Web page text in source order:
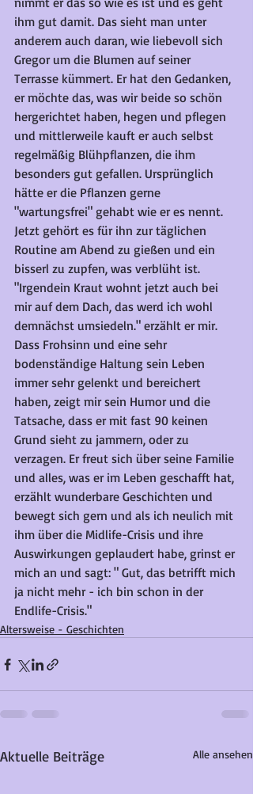
ihm gut damit. Das sieht man unter
anderem auch daran, wie liebevoll sich
Gregor um die Blumen auf seiner
Terrasse kümmert. Er hat den Gedanken,
er möchte das, was wir beide so schön
hergerichtet haben, hegen und pflegen
und mittlerweile kauft er auch selbst
regelmäßig Blühpflanzen, die ihm
besonders gut gefallen. Ursprünglich
hätte er die Pflanzen gerne
"wartungsfrei" gehabt wie er es nennt.
Jetzt gehört es für ihn zur täglichen
Routine am Abend zu gießen und ein
bisserl zu zupfen, was verblüht ist.
"Irgendein Kraut wohnt jetzt auch bei
mir auf dem Dach, das werd ich wohl
demnächst umsiedeln." erzählt er mir.
Dass Frohsinn und eine sehr
bodenständige Haltung sein Leben
immer sehr gelenkt und bereichert
haben, zeigt mir sein Humor und die
Tatsache, dass er mit fast 90 keinen
Grund sieht zu jammern, oder zu
verzagen. Er freut sich über seine Familie
und alles, was er im Leben geschafft hat,
erzählt wunderbare Geschichten und
bewegt sich gern und als ich neulich mit
ihm über die Midlife-Crisis und ihre
Auswirkungen geplaudert habe, grinst er
mich an und sagt: " Gut, das betrifft mich
ja nicht mehr - ich bin schon in der
Endlife-Crisis."
Altersweise - Geschichten
Aktuelle Beiträge Alle ansehen